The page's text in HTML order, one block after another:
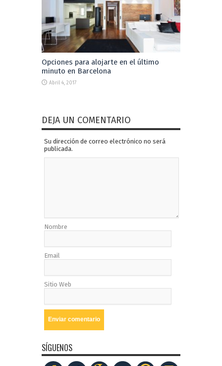
Opciones para alojarte en el último
minuto en Barcelona
Abril 4, 2017
DEJA UN COMENTARIO
Su dirección de correo electrónico no será
publicada.
Nombre
Email
Sitio Web
SÍGUENOS